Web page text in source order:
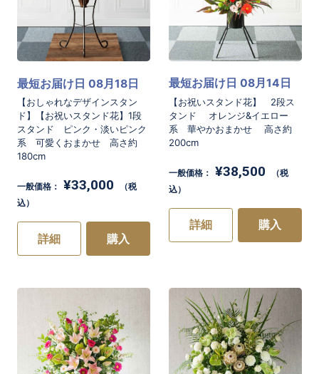
【おしゃれなデザインスタン
ド】【お祝いスタンド花】1段
スタンド ピンク・淡いピンク
系 可愛くおまかせ 高さ約
180cm
最短お届け日 08月18日
一般価格： ¥33,000
（税
込）
詳細 購入
【お祝いスタンド花】 2段ス
タンド オレンジ&イエロー
系 華やかおまかせ 高さ約
200cm
最短お届け日 08月14日
一般価格： ¥38,500
（税
込）
詳細 購入